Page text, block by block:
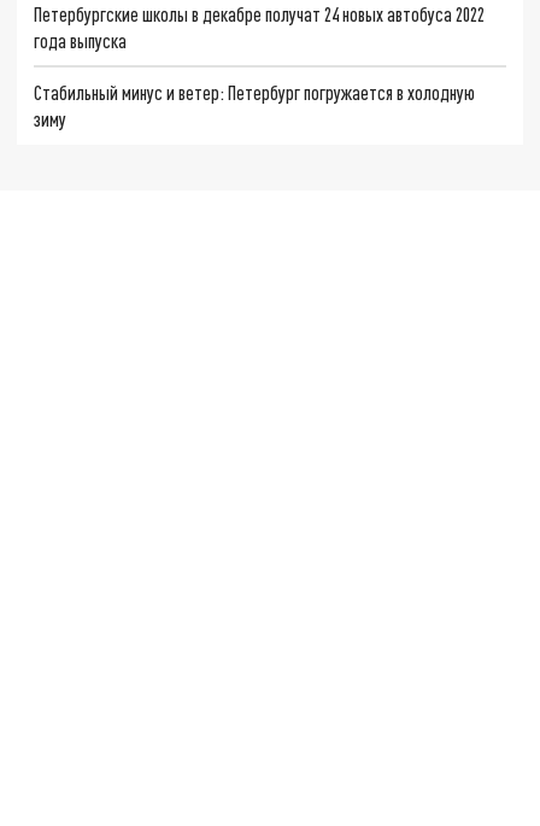
Петербургские школы в декабре получат 24 новых автобуса 2022
года выпуска
Стабильный минус и ветер: Петербург погружается в холодную
зиму